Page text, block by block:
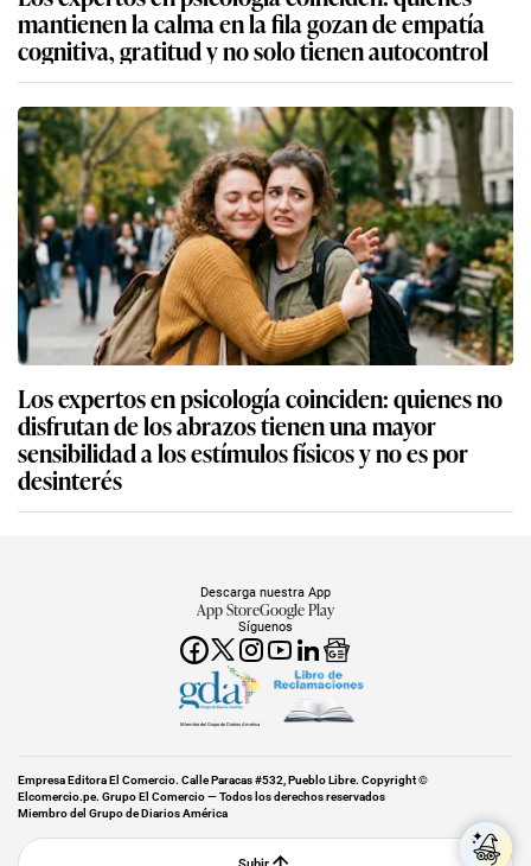
mantienen la calma en la fila gozan de empatía
cognitiva, gratitud y no solo tienen autocontrol
Los expertos en psicología coinciden: quienes no
disfrutan de los abrazos tienen una mayor
sensibilidad a los estímulos físicos y no es por
desinterés
Síguenos
Descarga nuestra App
App StoreGoogle Play
Miembro del Grupo de Diarios América
Empresa Editora El Comercio. Calle Paracas #532, Pueblo Libre. Copyright ©
Elcomercio.pe. Grupo El Comercio — Todos los derechos reservados
Miembro del Grupo de Diarios América